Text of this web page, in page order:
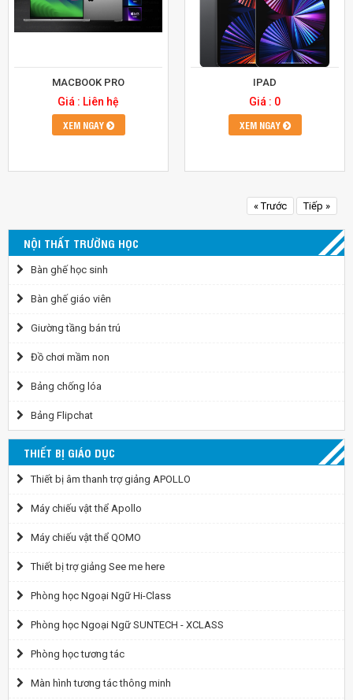
MACBOOK PRO
Giá : Liên hệ
XEM NGAY
IPAD
Giá : 0
XEM NGAY
« Trước Tiếp »
NỘI THẤT TRƯỜNG HỌC
Bàn ghế học sinh
Bàn ghế giáo viên
Giường tầng bán trú
Đồ chơi mầm non
Bảng chống lóa
Bảng Flipchat
THIẾT BỊ GIÁO DỤC
Thiết bị âm thanh trợ giảng APOLLO
Máy chiếu vật thể Apollo
Máy chiếu vật thể QOMO
Thiết bị trợ giảng See me here
Phòng học Ngoại Ngữ Hi-Class
Phòng học Ngoại Ngữ SUNTECH - XCLASS
Phòng học tương tác
Màn hình tương tác thông minh